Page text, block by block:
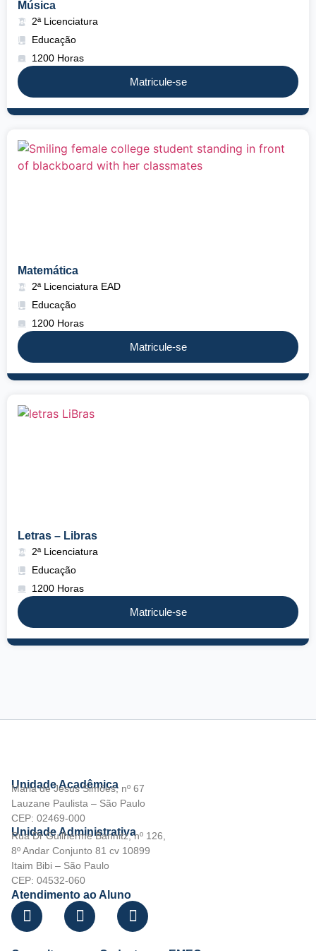
Música
2ª Licenciatura
Educação
1200 Horas
Matricule-se
Matemática
2ª Licenciatura EAD
Educação
1200 Horas
Matricule-se
Letras – Libras
2ª Licenciatura
Educação
1200 Horas
Matricule-se
Unidade Acadêmica
Maria de Jesus Simões, nº 67
Lauzane Paulista – São Paulo
CEP: 02469-000
Unidade Administrativa
Rua Dr Guilherme Bannitz, nº 126,
8º Andar Conjunto 81 cv 10899
Itaim Bibi – São Paulo
CEP: 04532-060
Atendimento ao Aluno